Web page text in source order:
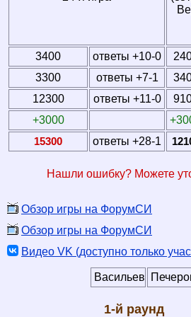
3400 ответы +10-0
3300
ответы +7-1
12300
ответы +11-0
+3000
15300
ответы +28-1
Нашли ошибку? Можете
Обзор игры на ФорумСИ
Обзор игры на ФорумСИ
Видео VK (доступно только
Васильев
1-й раунд